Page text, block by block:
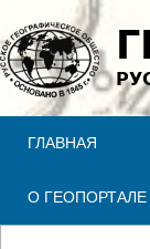
ГЛАВНАЯ
О ГЕОПОРТАЛЕ